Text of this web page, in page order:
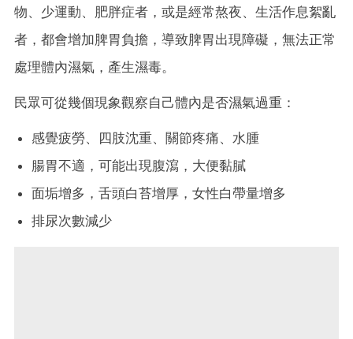
物、少運動、肥胖症者，或是經常熬夜、生活作息絮亂
者，都會增加脾胃負擔，導致脾胃出現障礙，無法正常
處理體內濕氣，產生濕毒。
民眾可從幾個現象觀察自己體內是否濕氣過重：
感覺疲勞、四肢沈重、關節疼痛、水腫
腸胃不適，可能出現腹瀉，大便黏膩
面垢增多，舌頭白苔增厚，女性白帶量增多
排尿次數減少